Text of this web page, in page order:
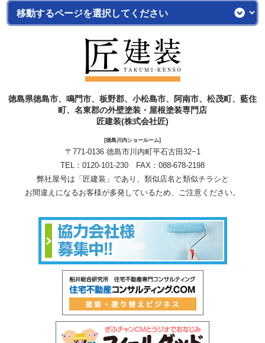
徳島県徳島市、鳴門市、板野郡、小松島市、阿南市、松茂町、藍住
町、名東郡の外壁塗装・屋根塗装専門店
匠建装(株式会社匠)
[徳島川内ショールーム]
〒771-0136 徳島市川内町平石古田32−1
TEL： 0120-101-230 FAX：088-678-2198
弊社屋号は「匠建装」であり、類似店名と類似チラシと
お間違えになるお客様が多発しているため、ご注意ください。